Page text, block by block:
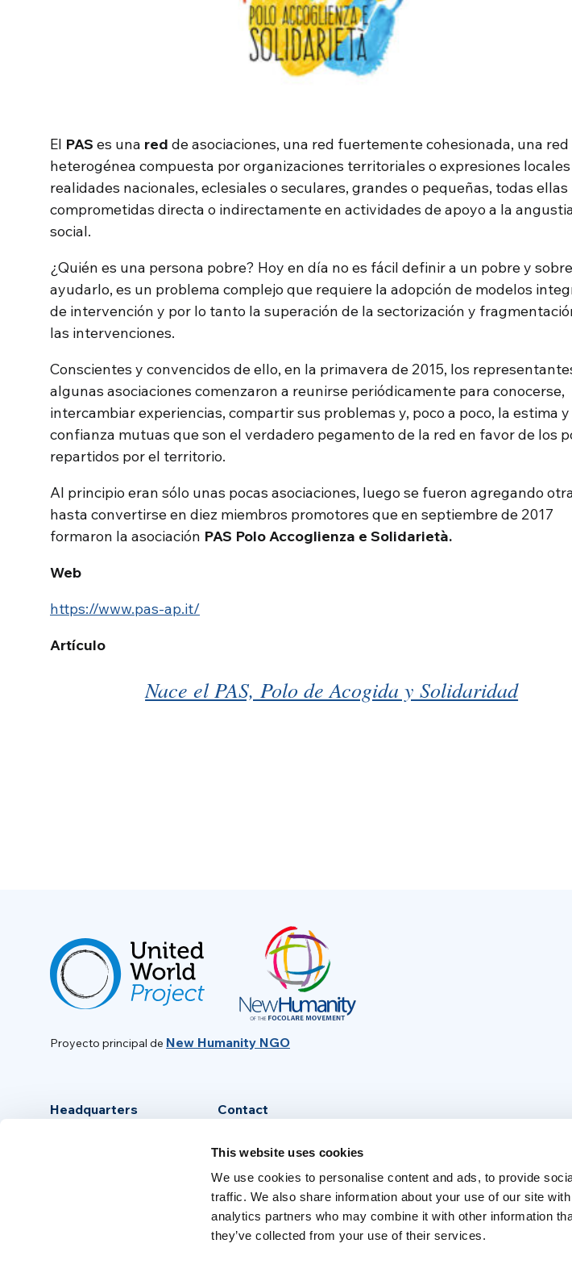
This website uses cookies
We use cookies to personalise content and ads, to provide
traffic. We also share information about your use of our site
analytics partners who may combine it with other information
they’ve collected from your use of their services.
El PAS es una red de asociaciones, una red fuertemente cohesionada, una red
heterogénea compuesta por organizaciones territoriales o expresiones
realidades nacionales, eclesiales o seculares, grandes o pequeñas, todas ellas
comprometidas directa o indirectamente en actividades de apoyo a la
social.
¿Quién es una persona pobre? Hoy en día no es fácil definir a un pobre y
ayudarlo, es un problema complejo que requiere la adopción de modelos
de intervención y por lo tanto la superación de la sectorización y
las intervenciones.
Conscientes y convencidos de ello, en la primavera de 2015, los
algunas asociaciones comenzaron a reunirse periódicamente para conocerse,
intercambiar experiencias, compartir sus problemas y, poco a poco, la estima y
confianza mutuas que son el verdadero pegamento de la red en favor de los
repartidos por el territorio.
Al principio eran sólo unas pocas asociaciones, luego se fueron agregando
hasta convertirse en diez miembros promotores que en septiembre de 2017
formaron la asociación PAS Polo Accoglienza e Solidarietà.
Web
https://www.pas-ap.it/
Artículo
Nace el PAS, Polo de Acogida y Solidaridad
Proyecto principal de New Humanity NGO
Headquarters Contact
+39 06 94 31 56 35